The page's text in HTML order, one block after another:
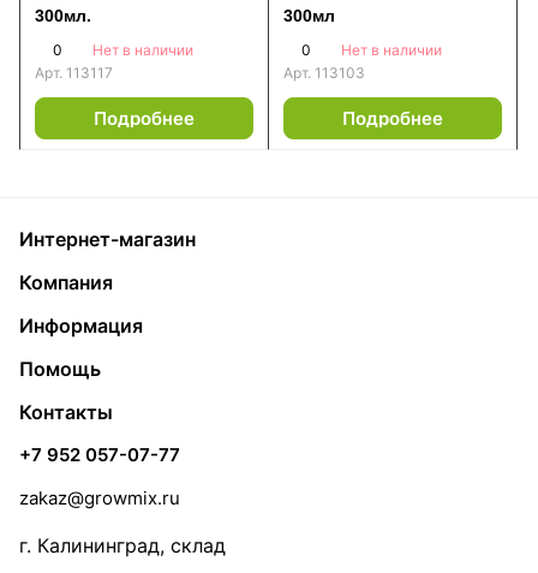
300мл.
0
Нет в наличии
Арт. 113117
Подробнее
300мл
0
Нет в наличии
Арт. 113103
Подробнее
Интернет-магазин
Компания
Информация
Помощь
Контакты
+7 952 057-07-77
zakaz@growmix.ru
г. Калининград, склад